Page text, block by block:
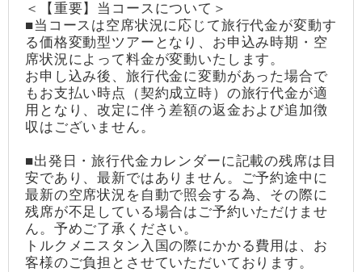
＜【重要】当コースについて＞
■当コースは空席状況に応じて旅行代金が変動す
る価格変動型ツアーとなり、お申込み時期・空
席状況によって料金が変動いたします。
お申し込み後、旅行代金に変動があった場合で
もお支払い時点（契約成立時）の旅行代金が適
用となり、改定に伴う差額の返金および追加徴
収はございません。
■出発日・旅行代金カレンダーに記載の残席は目
安であり、最新ではありません。ご予約途中に
最新の空席状況を自動で照会する為、その際に
残席が不足している場合はご予約いただけませ
ん。予めご了承ください。
トルクメニスタン入国の際にかかる費用は、お
客様のご負担とさせていただいております。